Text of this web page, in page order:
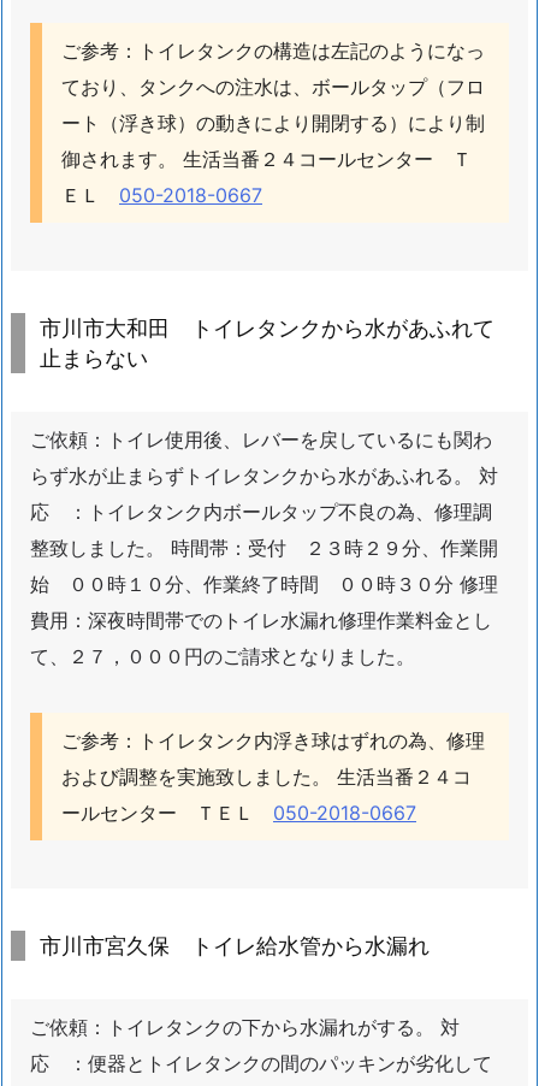
り
も
れ
口
交
道
ト
ブ
応
エ
1
1.
市
情
報
ご参考：トイレタンクの構造は左記のようになっ
ており、タンクへの注水は、ボールタップ（フロ
ート（浮き球）の動きにより開閉する）により制
御されます。 生活当番２４コールセンター Ｔ
ＥＬ 050-2018-0667
市川市大和田 トイレタンクから水があふれて
止まらない
ご依頼：トイレ使用後、レバーを戻しているにも関わ
らず水が止まらずトイレタンクから水があふれる。 対
応 ：トイレタンク内ボールタップ不良の為、修理調
整致しました。 時間帯：受付 ２３時２９分、作業開
始 ００時１０分、作業終了時間 ００時３０分 修理
費用：深夜時間帯でのトイレ水漏れ修理作業料金とし
て、２７，０００円のご請求となりました。
ご参考：トイレタンク内浮き球はずれの為、修理
および調整を実施致しました。 生活当番２４コ
ールセンター ＴＥＬ 050-2018-0667
市川市宮久保 トイレ給水管から水漏れ
ご依頼：トイレタンクの下から水漏れがする。 対
応 ：便器とトイレタンクの間のパッキンが劣化して